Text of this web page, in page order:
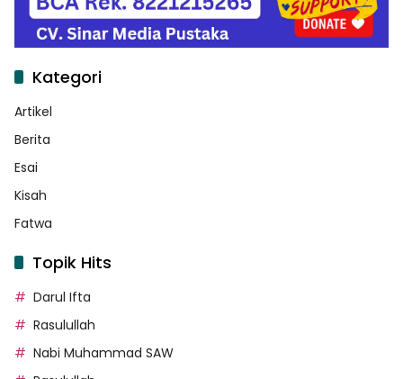
Kategori
Artikel
Berita
Esai
Kisah
Fatwa
Topik Hits
Darul Ifta
Rasulullah
Nabi Muhammad SAW